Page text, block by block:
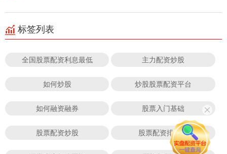
标签列表
全国股票配资利息最低 主力配资炒股
如何炒股 炒股股票配资平台
如何融资融券 股票入门基础
股票配资炒股 股票配资排行榜